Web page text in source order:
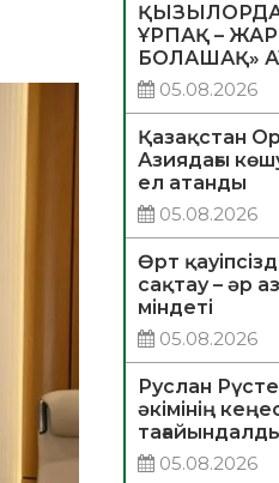
ҰРПАҚ –
БОЛАШАҚ»
ӨТТІ
05.08.2026
Қазақстан
Азиядағы
ел атанды
05.08.2026
Өрт
сақтау – әр
міндеті
05.08.2026
Руслан
әкімінің
05.08.2026